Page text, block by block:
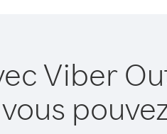
Viber